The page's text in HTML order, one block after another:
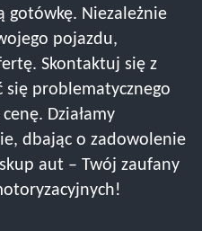
gotówkę. Niezależnie
pojazdu,
Skontaktuj się z
się problematycznego
Działamy
dbając o zadowolenie
aut – Twój zaufany